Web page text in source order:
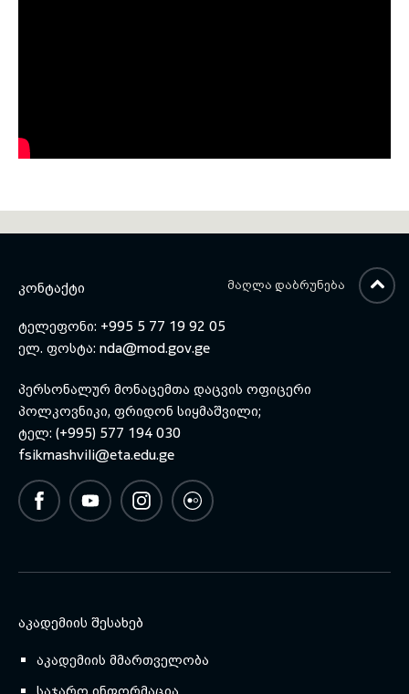
ᲙᲝᲜᲢᲐᲥᲢᲘ
ტელეფონი: +995 5 77 19 92 05
ელ. ფოსტა: nda@mod.gov.ge
პერსონალურ მონაცემთა დაცვის ოფიცერი
პოლკოვნიკი, ფრიდონ სიყმაშვილი;
ტელ: (+995) 577 194 030
fsikmashvili@eta.edu.ge
ᲐᲙᲐᲓᲔᲛᲘᲘᲡ ᲨᲔᲡᲐᲮᲔᲑ
აკადემიის მმართველობა
ᲛᲐᲦᲚᲐ ᲓᲐᲑᲠᲣᲜᲔᲑᲐ